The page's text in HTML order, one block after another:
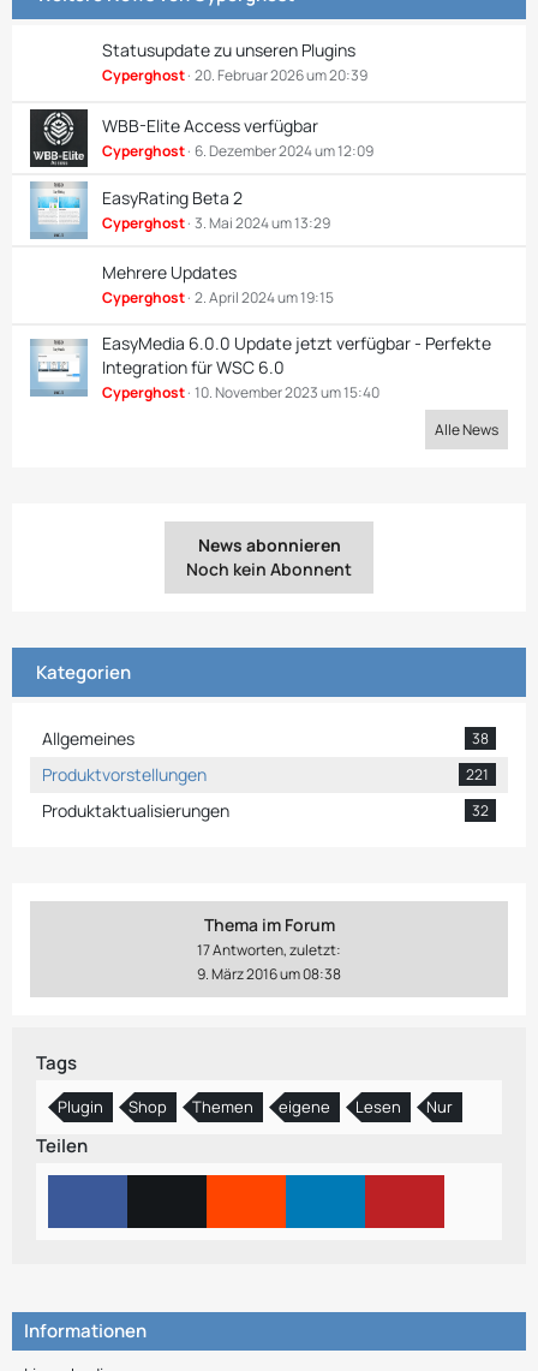
Statusupdate zu unseren Plugins
Cyperghost 20. Februar 2026 um 20:39
WBB-Elite Access verfügbar
Cyperghost 6. Dezember 2024 um 12:09
EasyRating Beta 2
Cyperghost 3. Mai 2024 um 13:29
Mehrere Updates
Cyperghost 2. April 2024 um 19:15
EasyMedia 6.0.0 Update jetzt verfügbar - Perfekte
Integration für WSC 6.0
Cyperghost 10. November 2023 um 15:40
Alle News
News abonnieren
Noch kein Abonnent
Kategorien
Allgemeines 38
Produktvorstellungen 221
Produktaktualisierungen 32
Thema im Forum
17 Antworten, zuletzt:
9. März 2016 um 08:38
Tags
Plugin Shop Themen eigene Lesen Nur
Teilen
Informationen